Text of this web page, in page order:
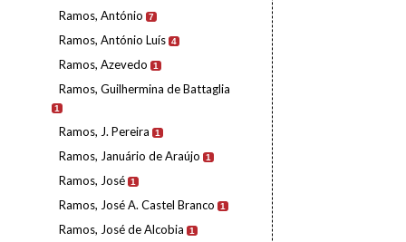
Ramos, António 7
Ramos, António Luís 4
Ramos, Azevedo 1
Ramos, Guilhermina de Battaglia
1
Ramos, J. Pereira 1
Ramos, Januário de Araújo 1
Ramos, José 1
Ramos, José A. Castel Branco 1
Ramos, José de Alcobia 1